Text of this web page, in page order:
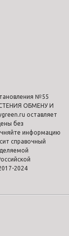
№55
ОБМЕНУ И
оставляет
без
информацию
справочный
2024